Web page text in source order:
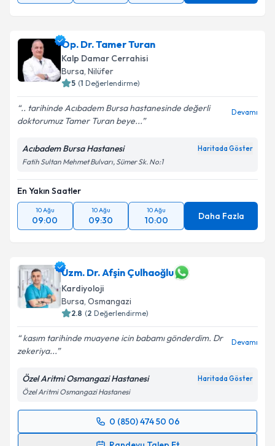
Op. Dr. Tamer Turan
Kalp Damar Cerrahisi
Bursa, Nilüfer
5 (1 Değerlendirme)
.. tarihinde Acıbadem Bursa hastanesinde değerli
doktorumuz Tamer Turan beye...
Devamı
Acıbadem Bursa Hastanesi Haritada Göster
Fatih Sultan Mehmet Bulvarı, Sümer Sk. No:1
En Yakın Saatler
10 Ağu
09:00
10 Ağu
09:30
10 Ağu
10:00 Daha Fazla
Uzm. Dr. Afşin Çulhaoğlu
Kardiyoloji
Bursa, Osmangazi
2.8 (2 Değerlendirme)
kasım tarihinde muayene icin babamı gönderdim. Dr
zekeriya...
Devamı
Özel Aritmi Osmangazi Hastanesi Haritada Göster
Özel Aritmi Osmangazi Hastanesi
0 (850) 474 50 06
Randevu Takvimi Talebi